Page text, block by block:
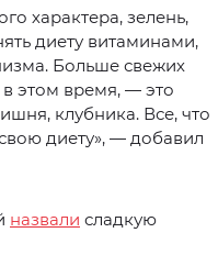
характера, зелень,
диету витаминами,
Больше свежих
в этом время, — это
клубника. Все, что
диету», — добавил
назвали сладкую